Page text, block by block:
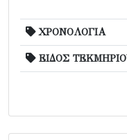
ΧΡΟΝΟΛΟΓΙΑ
ΕΙΔΟΣ